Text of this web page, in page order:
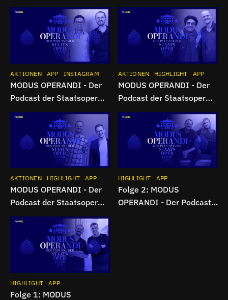
Unter den Linden | Folge 7
Unter den Linden | Folge 6
AKTIONEN APP INSTAGRAM
MODUS OPERANDI - Der
Podcast der Staatsoper
Unter den Linden | Folge 5
AKTIONEN HIGHLIGHT APP
MODUS OPERANDI - Der
Podcast der Staatsoper
Unter den Linden | Folge 4
AKTIONEN HIGHLIGHT APP
MODUS OPERANDI - Der
Podcast der Staatsoper
Unter den Linden | Folge 3
HIGHLIGHT APP
Folge 2: MODUS
OPERANDI - Der Podcast
HIGHLIGHT APP
Folge 1: MODUS